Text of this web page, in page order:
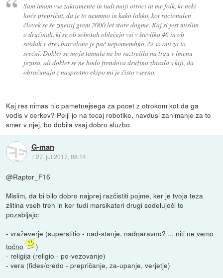
Sam imam vse zakramente in tudi moji otroci in me folk, kr neki
hoče prepričat, da je to neumno in kako lahko, kot racionalen
človek se še zmeraj grem 2000 let stare dogme. Kaj si jest mislim
o družinah, ki se ob sobotah oblečejo vsi v številko 46 in ob
sredah v dres barcelone je pač nepomembno, če so oni za to
srečni. Dokler se moja tamala ne bo raztrelila na trgu v imenu
jezusa, ali dokler se ne bodo frendova družina zbirala s kiji, da
obračunajo z nasprotno ekipo mi je čisto vseeno.
Kaj res nimas nic pametnejsega za pocet z otrokom kot da ga
vodis v cerkev? Pelji jo na tecaj robotike, navdusi zanimanje za to
smer v njej, bo dobila vsaj dobro sluzbo.
G-man
::27. jul 2017, 08:14
@Raptor_F16
Mislim, da bi bilo dobro najprej razčistiti pojme, ker je tvoja teza
zlitina vseh treh in ker tudi marsikateri drugi sodelujoči to
pozabljajo:
- vraževerje (superstitio - nad-stanje, nadnaravno? ... niti ne vemo
točno
)
- religija (religio - po-vezovanje)
- vera (fides/credo - prepričanje, za-upanje, verjetje)